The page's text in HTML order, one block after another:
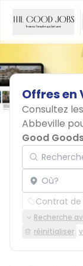
Offresen
Consultez
Abbeville
Good
Rechercher
Localisation
Contrat de
Recherche
réinitialiser